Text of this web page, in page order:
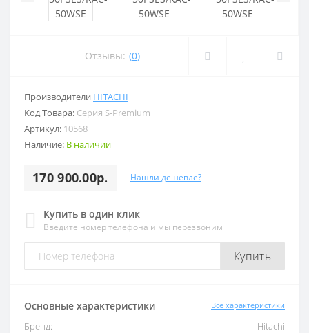
Отзывы: (0)
Производители HITACHI
Код Товара: Серия S-Premium
Артикул: 10568
Наличие: В наличии
170 900.00р. Нашли дешевле?
Купить в один клик
Введите номер телефона и мы перезвоним
Купить
Основные характеристики Все характеристики
Бренд:
Hitachi